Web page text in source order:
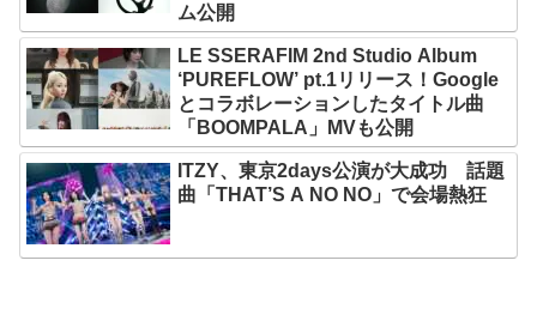
ム公開
LE SSERAFIM 2nd Studio Album
‘PUREFLOW’ pt.1リリース！Google
とコラボレーションしたタイトル曲
「BOOMPALA」MVも公開
ITZY、東京2days公演が大成功 話題
曲「THAT’S A NO NO」で会場熱狂